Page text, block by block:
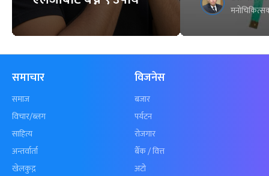
समाचार
समाज
विचार/ब्लग
साहित्य
अन्तर्वार्ता
खेलकुद़़
विजनेस
बजार
पर्यटन
रोजगार
बैँक / वित्त
अटो